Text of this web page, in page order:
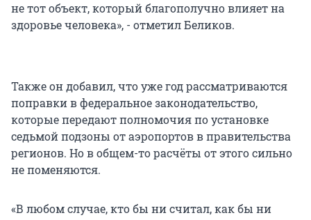
не тот объект, который благополучно влияет на
здоровье человека», - отметил Беликов.
Также он добавил, что уже год рассматриваются
поправки в федеральное законодательство,
которые передают полномочия по установке
седьмой подзоны от аэропортов в правительства
регионов. Но в общем-то расчёты от этого сильно
не поменяются.
«В любом случае, кто бы ни считал, как бы ни